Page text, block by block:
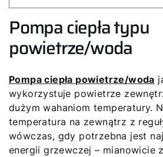
Pompa ciepła typu
powietrze/woda
Pompa ciepła powietrze/woda
wykorzystuje powietrze
dużym wahaniom temperatury.
temperatura na zewnątrz z
wówczas, gdy potrzebna jest
energii grzewczej – mianowicie